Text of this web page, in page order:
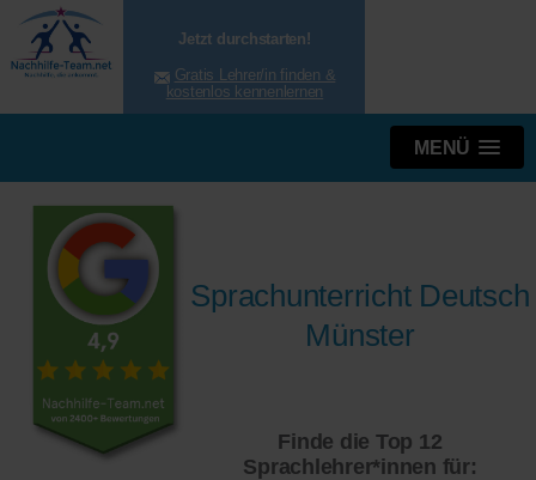
Jetzt durchstarten!
Gratis Lehrer/in finden &
kostenlos kennenlernen
MENÜ
Sprachunterricht Deutsch
Münster
Finde die Top 12
Sprachlehrer*innen für: